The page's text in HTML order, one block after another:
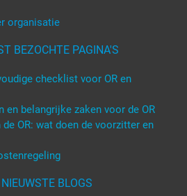
organisatie
BEZOCHTE PAGINA'S
checklist voor OR en
en belangrijke zaken voor de OR
OR: wat doen de voorzitter en
BLOGS